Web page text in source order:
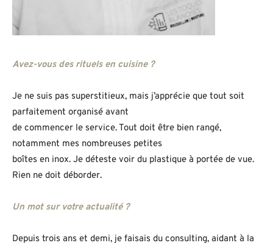
Avez-vous des rituels en cuisine ?
Je ne suis pas superstitieux, mais j’apprécie que tout soit
parfaitement organisé avant
de commencer le service. Tout doit être bien rangé,
notamment mes nombreuses petites
boîtes en inox. Je déteste voir du plastique à portée de vue.
Rien ne doit déborder.
Un mot sur votre actualité ?
Depuis trois ans et demi, je faisais du consulting, aidant à la